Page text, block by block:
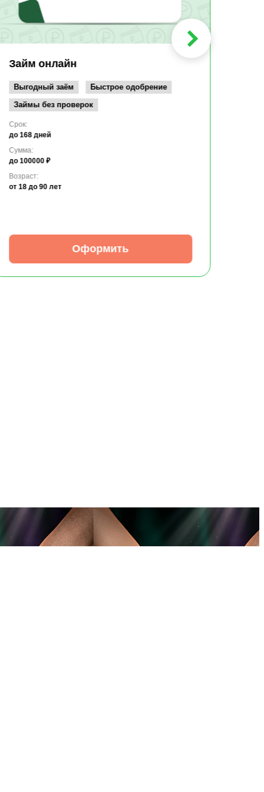
Займ онлайн
Выгодный заём
Быстрое одобрение
Займы без проверок
Срок:
до 168 дней
Сумма:
до 100000 ₽
Возраст:
от 18 до 90 лет
Оформить